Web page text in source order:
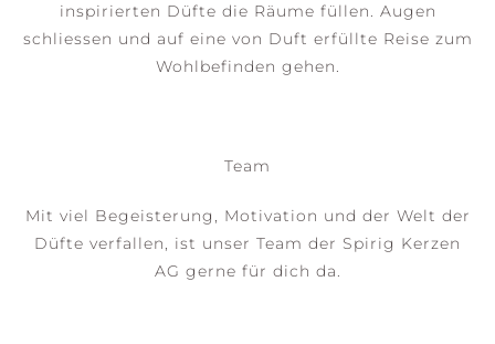
inspirierten Düfte die Räume füllen. Augen
schliessen und auf eine von Duft erfüllte Reise zum
Wohlbefinden gehen.
Team
Mit viel Begeisterung, Motivation und der Welt der
Düfte verfallen, ist unser Team der Spirig Kerzen
AG gerne für dich da.